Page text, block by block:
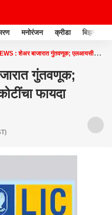
मनोरंजन क्रीडा बिझनेस
: शेअर बाजारात गुंतवणूक; एलआयसीला
गुंतवणूक;
फायदा